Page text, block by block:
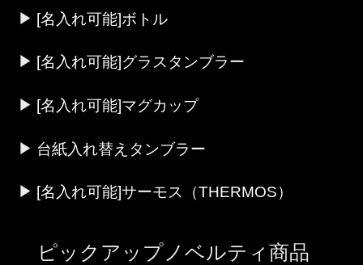
[名入れ可能]ボトル
[名入れ可能]グラスタンブラー
[名入れ可能]マグカップ
台紙入れ替えタンブラー
[名入れ可能]サーモス（THERMOS）
ピックアップノベルティ商品